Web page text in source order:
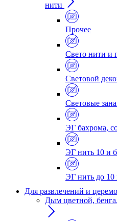
нити
Прочее
Свето нити и
Световой
Световые
ЭГ бахрома,
ЭГ нить 10 и
ЭГ нить до 10
Для развлечений и
Дым цветной,